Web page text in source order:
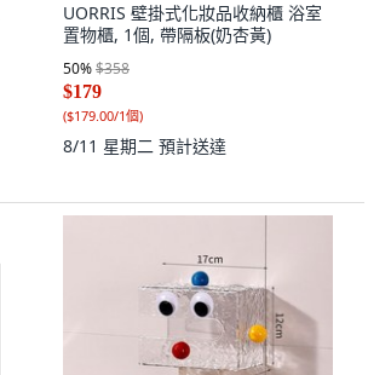
UORRIS 壁掛式化妝品收納櫃 浴室
置物櫃, 1個, 帶隔板(奶杏黃)
50%$358
$179
($179.00/1個)
8/11 星期二 預計送達